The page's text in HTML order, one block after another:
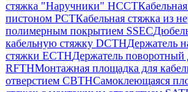
стяжка "Наручники" HCCT
пистоном PCTКабельная стяжка из
полимерным покрытием SSEC
кабельную стяжку DCTHДержатель
стяжки ECTHДержатель поворотный
RFTHМонтажная площадка для
отверстием CBTHСамоклеющаяся